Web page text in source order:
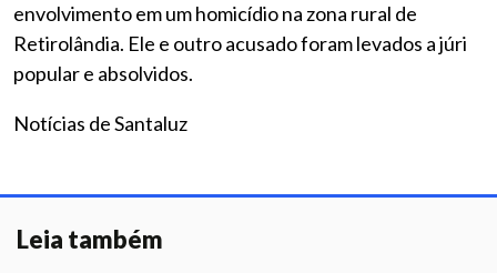
envolvimento em um homicídio na zona rural de
Retirolândia. Ele e outro acusado foram levados a júri
popular e absolvidos.
Notícias de Santaluz
Leia também